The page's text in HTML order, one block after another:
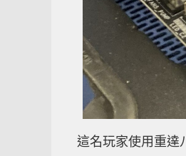
這名玩家使用重達